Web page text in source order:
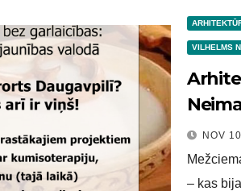
VILHELMS
NOV
– kas